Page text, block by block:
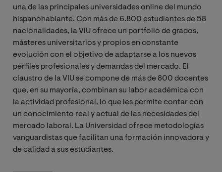
una de las principales universidades online del mundo
hispanohablante. Con más de 6.800 estudiantes de 58
nacionalidades, la VIU ofrece un portfolio de grados,
másteres universitarios y propios en constante
evolución con el objetivo de adaptarse a los nuevos
perfiles profesionales y demandas del mercado. El
claustro de la VIU se compone de más de 800 docentes
que, en su mayoría, combinan su labor académica con
la actividad profesional, lo que les permite contar con
un conocimiento real y actual de las necesidades del
mercado laboral. La Universidad ofrece metodologías
vanguardistas que facilitan una formación innovadora y
de calidad a sus estudiantes.